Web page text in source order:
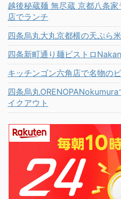
越後秘蔵麺 無尽蔵 京都八条
店でランチ
四条烏丸大丸京都横の天ぷら
四条新町通り麺ビストロ
キッチンゴン六角店で名物の
四条烏丸
イクアウト